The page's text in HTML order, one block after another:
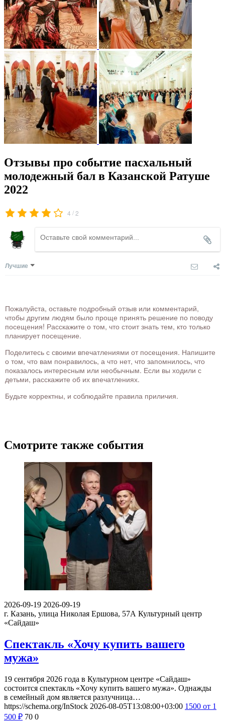
Отзывы про событие пасхальный
молодежный бал в Казанской Ратуше
2022
4 /2
Лучшие
Пожалуйста, оставьте подробный отзыв или комментарий,
чтобы другим людям было проще принять решение по поводу
посещения! Расскажите о том, что стоит знать тем, кто только
планирует посещение.
Поделитесь с своими впечатлениями от посещения. Напишите
о том, что вам понравилось, а что нет, что запомнилось, что
показалось интересным или необычным. Если вы ходили с
детьми, расскажите об их впечатлениях.
Будьте корректны, и соблюдайте правила приличия.
Смотрите также события
2026-09-19 2026-09-19
г. Казань, улица Николая Ершова, 57А Культурный центр
«Сайдаш»
Спектакль «Хочу купить вашего
мужа»
19 сентября 2026 года в Культурном центре «Сайдаш»
состоится спектакль «Хочу купить вашего мужа». Однажды
в семейный дом является разлучница…
https://schema.org/InStock 2026-08-05T13:08:00+03:00 1500 от 1
500 ₽ 70 0